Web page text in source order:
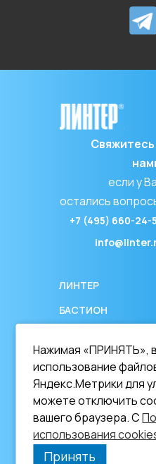
Свяжитесь
если у
остались
+7 (495) 660-24-
ЛИНТЕР
БАСТИОН
ДОКУМЕНТАЦИЯ
On-line документация
Документация в
формате PDF
ОБУЧЕНИЕ
Нажимая «ПРИНЯТЬ»,
использование
Яндекс.Метрики для
можете отключить
вашего браузера. С
использования
Принять